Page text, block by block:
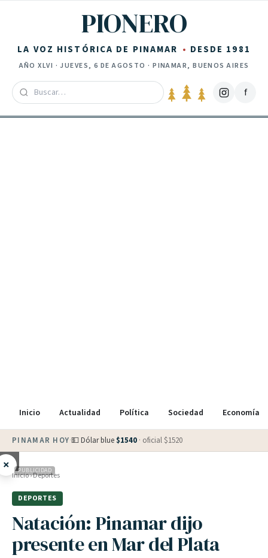
PIONERO
LA VOZ HISTÓRICA DE PINAMAR DESDE 1981
AÑOXLVI ·JUEVES, 6 DE AGOSTO · PINAMAR, BUENOS AIRES
f
Inicio Actualidad Política Sociedad Economía
PINAMAR HOY·💵 Dólar blue $1540 · oficial $1520
× PUBLICIDAD
Inicio›Deportes
DEPORTES
Natación: Pinamar dijo
presente en Mar del Plata